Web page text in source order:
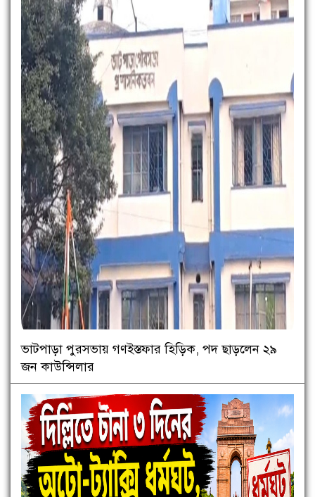
ভাটপাড়া পুরসভায় গণইস্তফার হিড়িক, পদ ছাড়লেন ২৯
জন কাউন্সিলার